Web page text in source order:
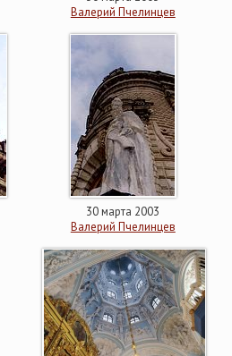
Валерий Пчелинцев
30 марта 2003
Валерий Пчелинцев